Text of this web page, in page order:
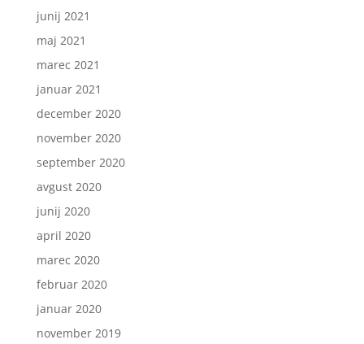
junij 2021
maj 2021
marec 2021
januar 2021
december 2020
november 2020
september 2020
avgust 2020
junij 2020
april 2020
marec 2020
februar 2020
januar 2020
november 2019